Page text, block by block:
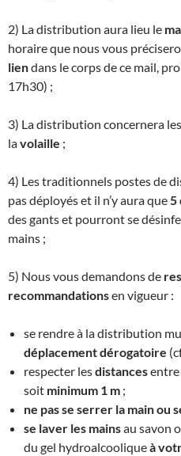
2) La distribution aura lieu le
horaire que nous vous
liendans le corps de ce mail,
17h30) ;
3) La distribution concernera les
lavolaille ;
4) Les traditionnels postes de
pas déployés et il n’y aura que5
des gants et pourront se
mains ;
5) Nous vous demandons de
recommandationsen vigueur :
se rendre à la distribution
déplacement dérogatoire
respecter lesdistancesentre
soit minimum 1 m ;
ne pas se serrer la main ou
se laver les mainsau savon
du gel hydroalcooliqueà